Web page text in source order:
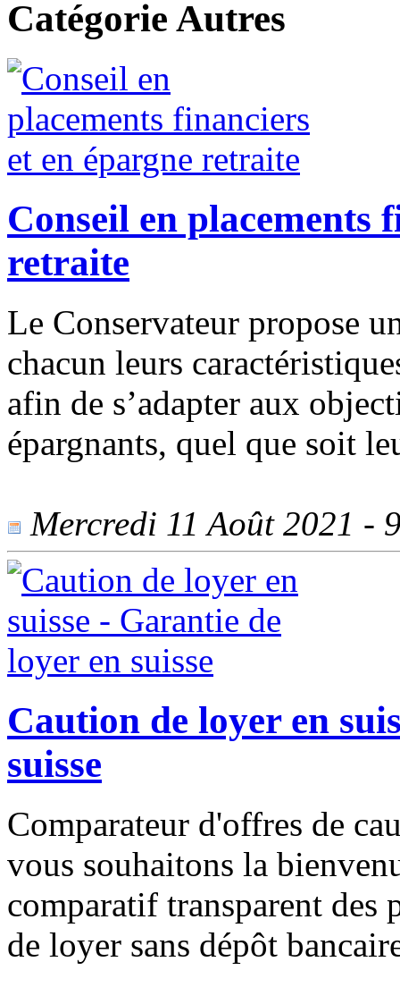
Catégorie Autres
Conseil en placements
retraite
Le Conservateur propose
chacun leurs
afin de s’adapter aux
épargnants, quel que soit
Mercredi 11 Août 2021 -
Caution de loyer en
suisse
Comparateur d'offres de
vous souhaitons la
comparatif transparent des
de loyer sans dépôt